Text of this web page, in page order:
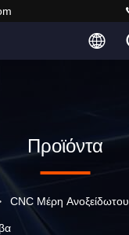
Προϊόντα
CNC Μέρη Ανοξείδωτου